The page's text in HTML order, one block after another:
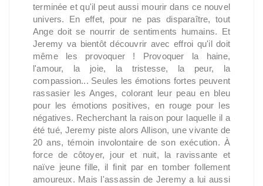
terminée et qu'il peut aussi mourir dans ce nouvel
univers. En effet, pour ne pas disparaître, tout
Ange doit se nourrir de sentiments humains. Et
Jeremy va bientôt découvrir avec effroi qu'il doit
même les provoquer ! Provoquer la haine,
l'amour, la joie, la tristesse, la peur, la
compassion... Seules les émotions fortes peuvent
rassasier les Anges, colorant leur peau en bleu
pour les émotions positives, en rouge pour les
négatives. Recherchant la raison pour laquelle il a
été tué, Jeremy piste alors Allison, une vivante de
20 ans, témoin involontaire de son exécution. À
force de côtoyer, jour et nuit, la ravissante et
naïve jeune fille, il finit par en tomber follement
amoureux. Mais l'assassin de Jeremy a lui aussi